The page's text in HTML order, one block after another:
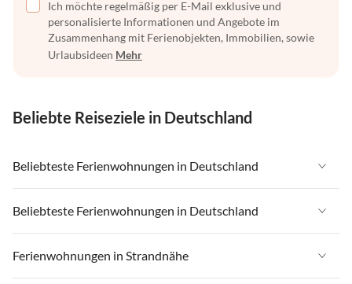
Ich möchte regelmäßig per E-Mail exklusive und
personalisierte Informationen und Angebote im
Zusammenhang mit Ferienobjekten, Immobilien, sowie
Urlaubsideen Mehr
Beliebte Reiseziele in Deutschland
Beliebteste Ferienwohnungen in Deutschland
Ferienwohnungen in Deutschland
Ferienwohnungen in Ostsee
Ferienwohnungen in Nordsee
Beliebteste Ferienwohnungen in Deutschland
Ferienwohnungen in Deutschland
Ferienwohnungen in Ostsee
Ferienwohnungen in Strandnähe